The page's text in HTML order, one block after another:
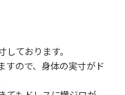
ております。
すので、身体の実寸がド